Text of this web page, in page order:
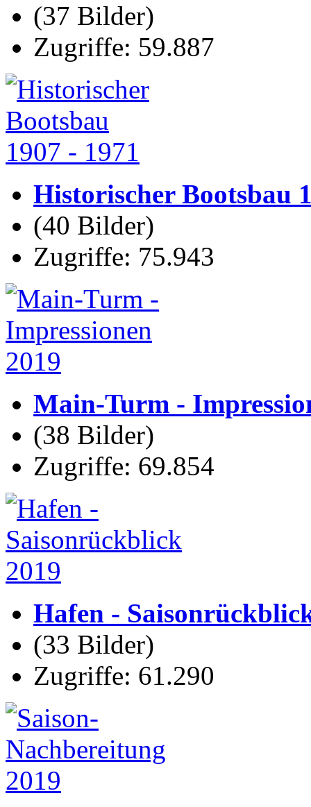
(37 Bilder)
Zugriffe: 59.887
Historischer Bootsbau
(40 Bilder)
Zugriffe: 75.943
Main-Turm -
(38 Bilder)
Zugriffe: 69.854
Hafen -
(33 Bilder)
Zugriffe: 61.290